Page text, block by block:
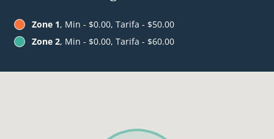
Zone 1, Min - $0.00, Tarifa - $50.00
Zone 2, Min - $0.00, Tarifa - $60.00